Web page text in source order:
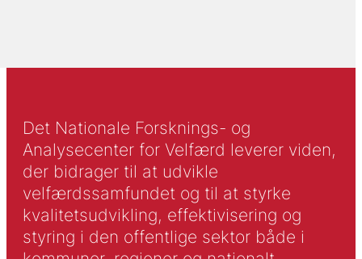
Det Nationale Forsknings- og
Analysecenter for Velfærd leverer viden,
der bidrager til at udvikle
velfærdssamfundet og til at styrke
kvalitetsudvikling, effektivisering og
styring i den offentlige sektor både i